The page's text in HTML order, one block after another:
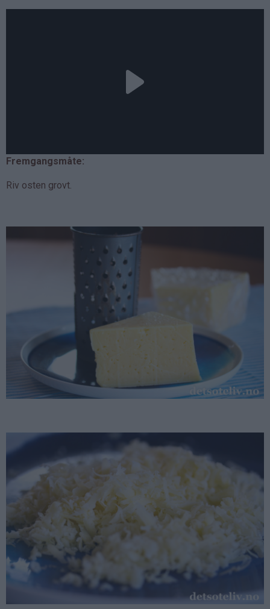
Fremgangsmåte:
Riv osten grovt.